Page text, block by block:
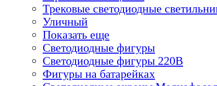
Трековые светодиодные
Уличный
Показать еще
Светодиодные фигуры
Светодиодные фигуры 220В
Фигуры на батарейках